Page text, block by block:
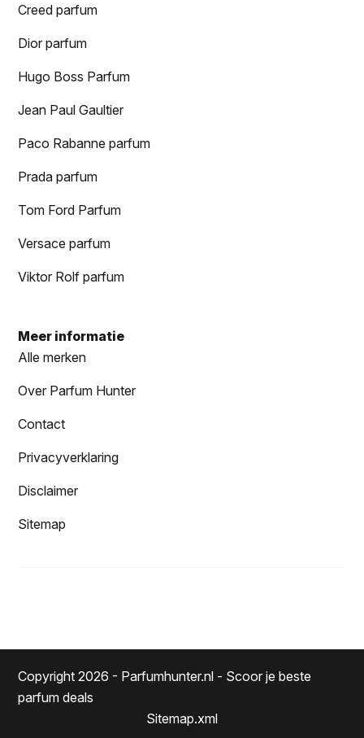
Creed parfum
Dior parfum
Hugo Boss Parfum
Jean Paul Gaultier
Paco Rabanne parfum
Prada parfum
Tom Ford Parfum
Versace parfum
Viktor Rolf parfum
Meer informatie
Alle merken
Over Parfum Hunter
Contact
Privacyverklaring
Disclaimer
Sitemap
Copyright 2026 - Parfumhunter.nl - Scoor je beste
parfum deals
Sitemap.xml